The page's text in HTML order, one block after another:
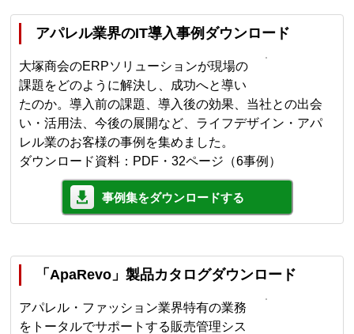
アパレル業界のIT導入事例ダウンロード
大塚商会のERPソリューションが現場の
課題をどのように解決し、成功へと導い
たのか。導入前の課題、導入後の効果、当社との出会
い・活用法、今後の展開など、ライフデザイン・アパ
レル業のお客様の事例を集めました。
ダウンロード資料：PDF・32ページ（6事例）
事例集をダウンロードする
「ApaRevo」製品カタログダウンロード
アパレル・ファッション業界特有の業務
をトータルでサポートする販売管理シス